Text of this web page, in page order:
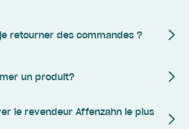
retourner des commandes ?
un produit?
le revendeur Affenzahn le plus